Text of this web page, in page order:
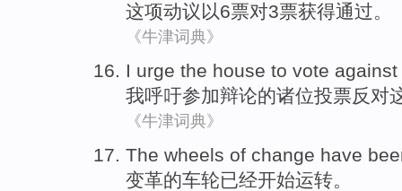
这项动议 以6票对3票获得通过。
《牛津词典》
I urge the house to vote against
我呼吁参加辩论的诸位投票反对
《牛津词典》
The wheels of change have
变革的车轮已经开始运转。